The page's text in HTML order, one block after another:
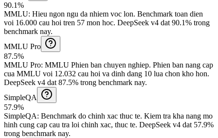
90.1%
MMLU: Hieu ngon ngu da nhiem voc lon. Benchmark toan dien
voi 16.000 cau hoi tren 57 mon hoc. DeepSeek v4 dat 90.1% trong
benchmark nay.
MMLU Pro
87.5%
MMLU Pro: MMLU Phien ban chuyen nghiep. Phien ban nang cap
cua MMLU voi 12.032 cau hoi va dinh dang 10 lua chon kho hon.
DeepSeek v4 dat 87.5% trong benchmark nay.
SimpleQA
57.9%
SimpleQA: Benchmark do chinh xac thuc te. Kiem tra kha nang mo
hinh cung cap cau tra loi chinh xac, thuc te. DeepSeek v4 dat 57.9%
trong benchmark nay.